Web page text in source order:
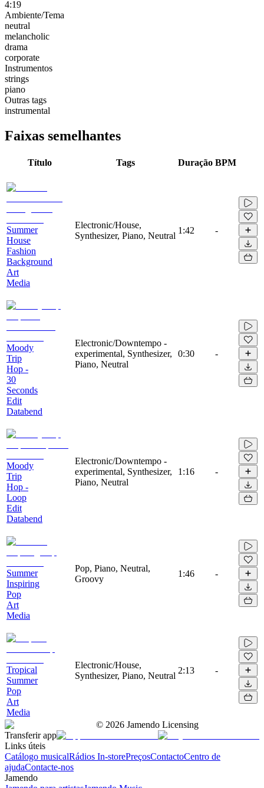
4:19
Ambiente/Tema
neutral
melancholic
drama
corporate
Instrumentos
strings
piano
Outras tags
instrumental
Faixas semelhantes
Título Tags Duração BPM
Summer
House
Fashion
Background
Art
Media
Electronic/House,
Synthesizer, Piano, Neutral
1:42 -
Moody
Trip
Hop -
30
Seconds
Edit
Databend
Electronic/Downtempo -
experimental, Synthesizer,
Piano, Neutral
0:30 -
Moody
Trip
Hop -
Loop
Edit
Databend
Electronic/Downtempo -
experimental, Synthesizer,
Piano, Neutral
1:16 -
Summer
Inspiring
Pop
Art
Media
Pop, Piano, Neutral,
Groovy
1:46 -
Tropical
Summer
Pop
Art
Media
Electronic/House,
Synthesizer, Piano, Neutral
2:13 -
© 2026 Jamendo Licensing
Transferir app
Links úteis
Catálogo musicalRádios In-storePreçosContactoCentro de
ajudaContacte-nos
Jamendo